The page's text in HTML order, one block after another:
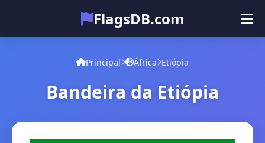
FlagsDB.com
Principal
Quiz
Principal África Etiópia
Bandeira da Etiópia